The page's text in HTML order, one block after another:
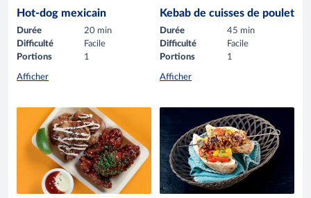
Hot-dog mexicain
Durée
20 min
Difficulté
Facile
Portions
1
Afficher
Kebab de cuisses de poulet
Durée
45 min
Difficulté
Facile
Portions
1
Afficher